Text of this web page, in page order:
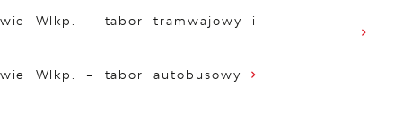
Wlkp. – tabor tramwajowy i
Wlkp. – tabor autobusowy